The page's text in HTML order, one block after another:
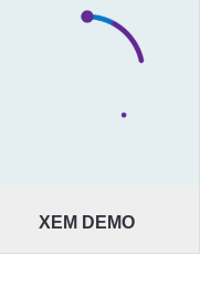
XEM DEMO